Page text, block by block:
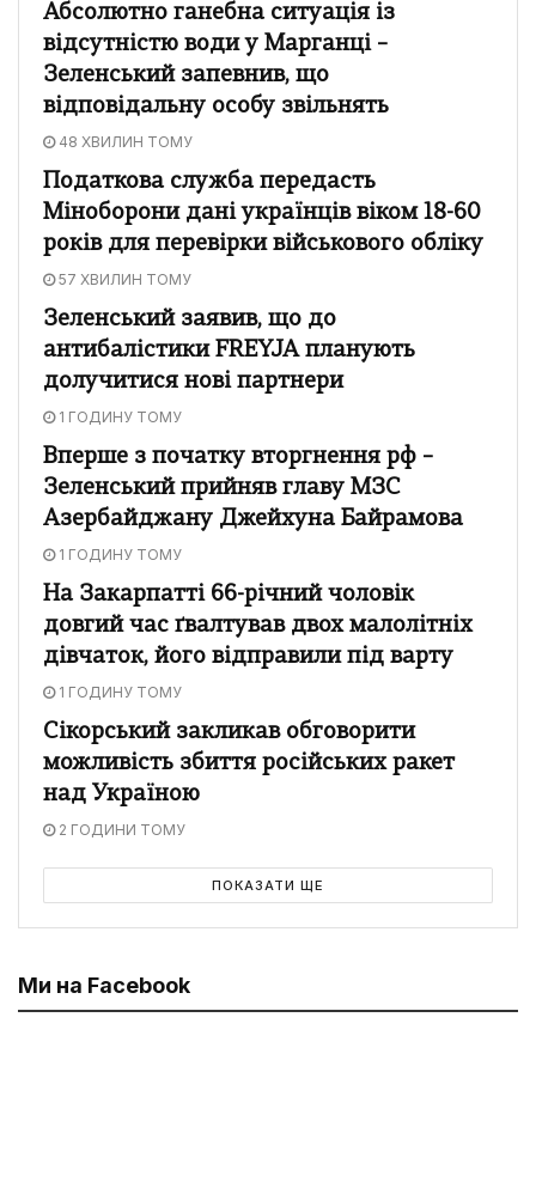
Абсолютно ганебна ситуація із
відсутністю води у Марганці –
Зеленський запевнив, що
відповідальну особу звільнять
48 ХВИЛИН ТОМУ
Податкова служба передасть
Міноборони дані українців віком 18-60
років для перевірки військового обліку
57 ХВИЛИН ТОМУ
Зеленський заявив, що до
антибалістики FREYJA планують
долучитися нові партнери
1 ГОДИНУ ТОМУ
Вперше з початку вторгнення рф –
Зеленський прийняв главу МЗС
Азербайджану Джейхуна Байрамова
1 ГОДИНУ ТОМУ
На Закарпатті 66-річний чоловік
довгий час ґвалтував двох малолітніх
дівчаток, його відправили під варту
1 ГОДИНУ ТОМУ
Сікорський закликав обговорити
можливість збиття російських ракет
над Україною
2 ГОДИНИ ТОМУ
ПОКАЗАТИ ЩЕ
Ми на Facebook